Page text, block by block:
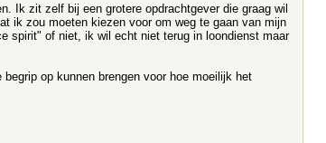
Ik zit zelf bij een grotere opdrachtgever die graag wil
ik zou moeten kiezen voor om weg te gaan van mijn
spirit" of niet, ik wil echt niet terug in loondienst maar
op kunnen brengen voor hoe moeilijk het